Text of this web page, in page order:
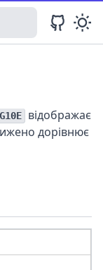
відображає
дорівнює